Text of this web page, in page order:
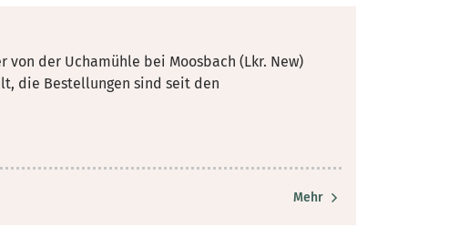
der Uchamühle bei Moosbach (Lkr. New)
die Bestellungen sind seit den
Mehr